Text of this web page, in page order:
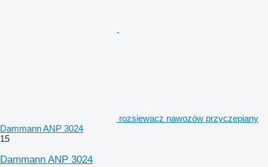
rozsiewacz nawozów przyczepiany
Dammann ANP 3024
15
Dammann ANP 3024